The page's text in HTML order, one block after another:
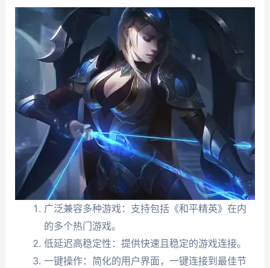
广泛兼容多种游戏：支持包括《和平精英》在内
的多个热门游戏。
低延迟高稳定性：提供快速且稳定的游戏连接。
一键操作：简化的用户界面，一键连接到最佳节